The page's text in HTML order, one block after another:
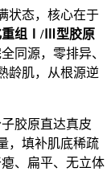
状态，核心在于
重组Ⅰ/Ⅲ型胶原
同源，零排异、
龄肌，从根源逆
胶原直达真皮
，填补肌底稀疏
、扁平、无立体